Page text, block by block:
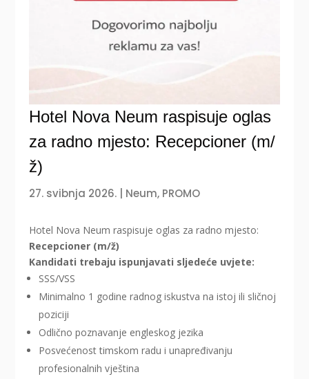
Hotel Nova Neum raspisuje oglas
za radno mjesto: Recepcioner (m/
ž)
27. svibnja 2026. Neum, PROMO
Hotel Nova Neum raspisuje oglas za radno mjesto:
Recepcioner (m/ž)
Kandidati trebaju ispunjavati sljedeće uvjete:
SSS/VSS
Minimalno 1 godine radnog iskustva na istoj ili sličnoj
poziciji
Odlično poznavanje engleskog jezika
Posvećenost timskom radu i unapređivanju
profesionalnih vještina